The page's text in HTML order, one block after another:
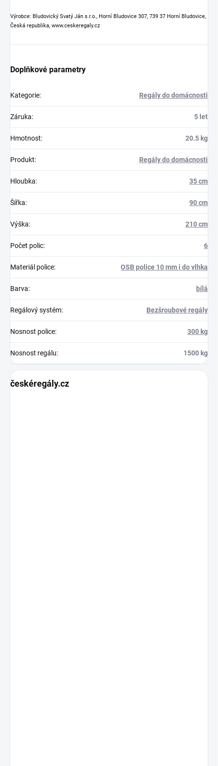
Výrobce: Bludovický Svatý Ján s.r.o., Horní Bludovice 307, 739 37 Horní Bludovice,
Česká republika, www.ceskeregaly.cz
Doplňkové parametry
Kategorie: Regály do domácnosti
Záruka: 5 let
Hmotnost: 20.5 kg
Produkt: Regály do domácnosti
Hloubka: 35 cm
Šířka: 90 cm
Výška: 210 cm
Počet polic: 6
Materiál police: OSB police 10 mm i do vlhka
Barva: bílá
Regálový systém: Bezšroubové regály
Nosnost police: 300 kg
Nosnost regálu: 1500 kg
českéregály.cz